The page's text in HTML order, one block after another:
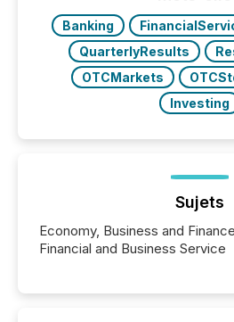
over 30,000 ...
Banking
QuarterlyResults
OTCMarkets
Investing
Sujets
Economy, Business and Finance
Financial and Business Service